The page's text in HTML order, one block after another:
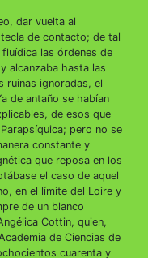
dar vuelta al
de contacto; de tal
las órdenes de
alcanzaba hasta las
ruinas ignoradas, el
de antaño se habían
de esos que
pero no se
constante y
que reposa en los
el caso de aquel
en el límite del Loire y
de un blanco
Cottin, quien,
de Ciencias de
cuarenta y